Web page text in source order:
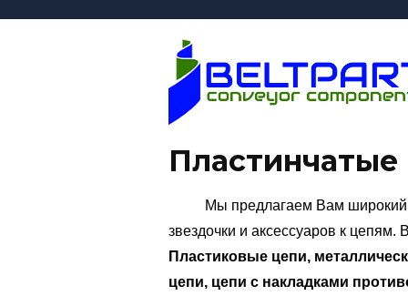
Пластинчатые
Мы предлагаем Вам широкий
звездочки и аксессуаров к
Пластиковые цепи,
цепи, цепи с накладками